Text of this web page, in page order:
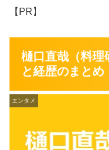
【PR】
樋口直哉（料理
と経歴のまとめ
エンタメ